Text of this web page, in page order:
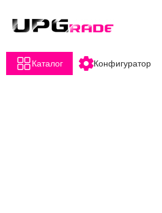
Каталог Конфигуратор